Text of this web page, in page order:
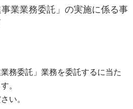
事業業務委託」の実施に係る事
務委託」業務を委託するに当た
。
い。